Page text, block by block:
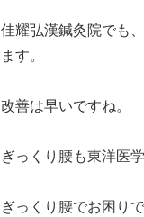
佳耀弘漢鍼灸院でも
ます。
改善は早いですね。
ぎっくり腰も東洋医
ぎっくり腰でお困り